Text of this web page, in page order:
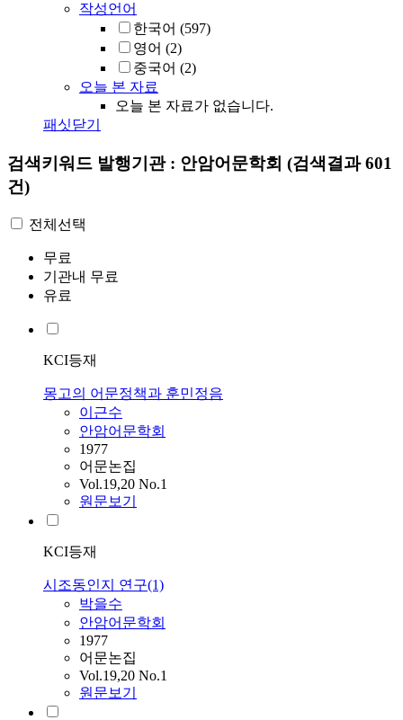
작성언어
한국어 (597)
영어 (2)
중국어 (2)
오늘 본 자료
오늘 본 자료가 없습니다.
패싯닫기
검색키워드 발행기관 : 안암어문학회 (검색결과 601
건)
전체선택
무료
기관내 무료
유료
KCI등재
몽고의 어문정책과 훈민정음
이근수
안암어문학회
1977
어문논집
Vol.19,20 No.1
원문보기
KCI등재
시조동인지 연구(1)
박을수
안암어문학회
1977
어문논집
Vol.19,20 No.1
원문보기